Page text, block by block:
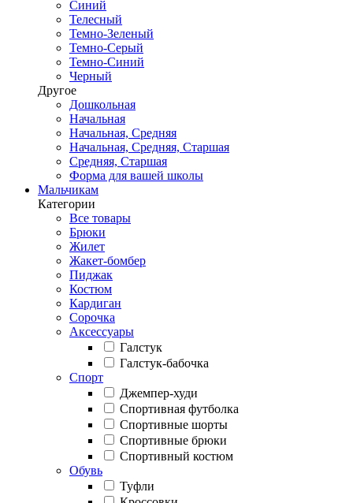
Синий
Телесный
Темно-Зеленый
Темно-Серый
Темно-Синий
Черный
Другое
Дошкольная
Начальная
Начальная, Средняя
Начальная, Средняя, Старшая
Средняя, Старшая
Форма для вашей школы
Мальчикам
Категории
Все товары
Брюки
Жилет
Жакет-бомбер
Пиджак
Костюм
Кардиган
Сорочка
Аксессуары
Галстук
Галстук-бабочка
Спорт
Джемпер-худи
Спортивная футболка
Спортивные шорты
Спортивные брюки
Спортивный костюм
Обувь
Туфли